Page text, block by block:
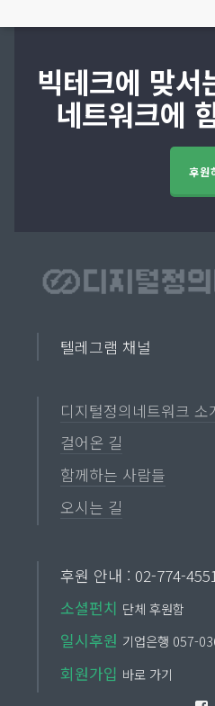
빅테크에 맞서
네트워크에
후원
텔레그램 채널
디지털정의네트워크 소
걸어온 길
함께하는 사람들
오시는 길
후원 안내 : 02-774-4551
소셜펀치 단체 후원함
일시후원 기업은행 057-
회원가입 바로 가기